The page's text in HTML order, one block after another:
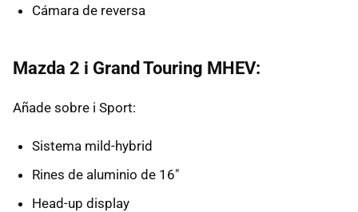
Cámara de reversa
Mazda 2 i Grand Touring MHEV:
Añade sobre i Sport:
Sistema mild-hybrid
Rines de aluminio de 16"
Head-up display